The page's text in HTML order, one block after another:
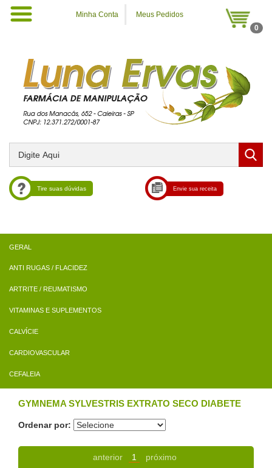
Minha Conta
Meus Pedidos
0
Tire suas dúvidas Envie sua receita
ANTI RUGAS / FLACIDEZ
ARTRITE / REUMATISMO
VITAMINAS E SUPLEMENTOS
CALVÍCIE
CARDIOVASCULAR
CEFALEIA
GYMNEMA SYLVESTRIS EXTRATO SECO DIABETE
Ordenar por:
anterior 1 próximo